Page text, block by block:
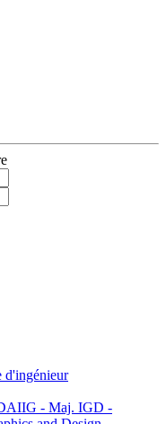
- Maj. IGD -